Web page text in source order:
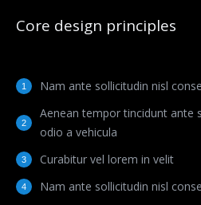
Core design principles
Nam ante sollicitudin nisl
Aenean tempor tincidunt ante
odio a vehicula
Curabitur vel lorem in velit
Nam ante sollicitudin nisl